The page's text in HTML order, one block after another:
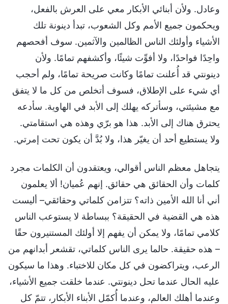
وعادل. ولأن أبنائي الأبكار معي على العرش بالفعل،
ويحكمون جميع الأمم وكل الشعوب، تبدأ دينونة تلك
الأشياء وأولئك الناس الظالمين والآثمين. سوف أفحصهم
واحِدًا فواحدًا، ولا أفوِّت شيئًا، وأكشفهم تمامًا. ولأن
دينونتي قد أُعلنت تمامًا وكانت صريحة تمامًا، ولم أحجب
أي شيء على الإطلاق، فسوف أتخلص من كل ما لا يتفق
مع مشيئتي، وسأتركه يهلك إلى الأبد في الهاوية. سأدعه
يحترق هناك إلى الأبد. هذا هو برّي وهذه هي استقامتي.
ولا يستطيع أحد أن يغيّر هذا، ولا بُدَّ أن يكون تحت إمرتي.
يتجاهل معظم الناس أقوالي، ويعتقدون أن الكلمات مجرد
كلمات وأن الحقائق هي حقائق. إنهم عُميان! ألا يعلمون
أني أنا الله الأمين ذاته؟ تتزامن كلماتي وحقائقي– أليست
هذه هي القضية في الحقيقة؟ ببساطة لا يستوعب الناس
كلامي تمامًا، ولا يمكن أن يفهم إلا أولئك المستنيرون حقًا
– هذه حقيقة. حالما يرى الناس كلماتي، تقشعر أبدانهم من
الرعب، ويتراكضون في كل مكان للاختباء. وهذا ما سيكون
عليه الحال عندما تحل دينونتي. عندما خلقت جميع الأشياء،
وعندما أهلك العالم، وعندما أُكمّل الأبناء الأبكار، تتمّ كل